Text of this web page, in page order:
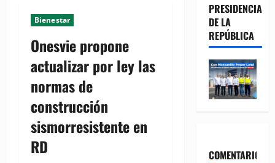
Bienestar
Onesvie propone
actualizar por ley las
normas de
construcción
sismorresistente en
RD
PRESIDENCIA
DE LA
REPÚBLICA
COMENTARIOS